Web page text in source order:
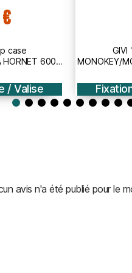
case
700 INTEGRA /
/ Valise
MONOKEY/
avis n'a été publié pour le